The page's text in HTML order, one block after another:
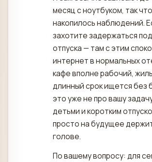
месяц с ноутбуком, так
накопилось наблюдений.
захотите задержаться
отпуска — там с этим
интернет в нормальных
кафе вполне рабочий,
длинный срок ищется без
это уже не про вашу
детьми и коротким
просто на будущее
голове.
По вашему вопросу: для